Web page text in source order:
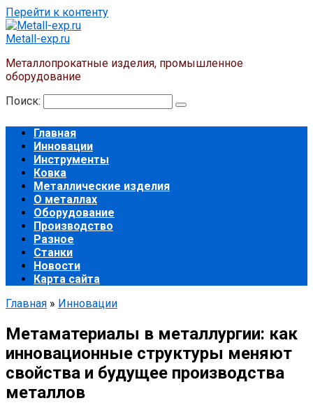
Перейти к контенту
Metall-exp.ru
Металлопрокатные изделия, промышленное
оборудование
Поиск:
Главная
Инновации
Инструменты
Ковка
Металлические изделия
О металлах
Оборудование
Производство
Разное
Станки
Новости
Карта сайта
Главная » Инновации
Метаматериалы в металлургии: как
инновационные структуры меняют
свойства и будущее производства
металлов